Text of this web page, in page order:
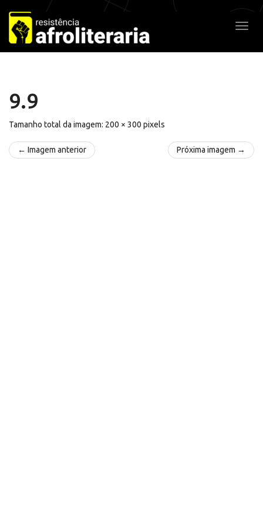
Pular
para
o
conteúdo
9.9
Tamanho total da imagem: 200 × 300 pixels
← Imagem anterior Próxima imagem →